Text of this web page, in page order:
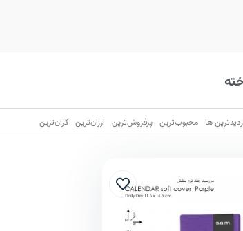
ها محبوب‌‌ترین پرفروش‌ترین ارزان‌ترین گران‌ترین